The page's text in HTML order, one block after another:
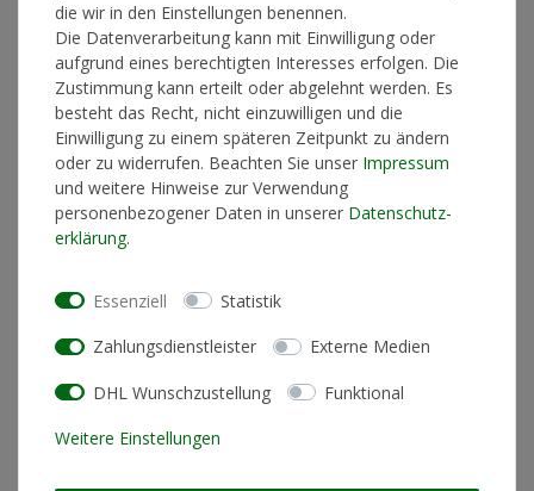
Lieferzeit 2-4 Werktage
In den Warenkorb
* inkl. ges. MwSt. zzgl.Versandkosten
Produktinformationen
die wir in den Einstellungen benennen.
Die Datenverarbeitung kann mit Einwilligung oder
aufgrund eines berechtigten Interesses erfolgen. Die
Zustimmung kann erteilt oder abgelehnt werden. Es
besteht das Recht, nicht einzuwilligen und die
Einwilligung zu einem späteren Zeitpunkt zu ändern
oder zu widerrufen. Beachten Sie unser Impressum
und weitere Hinweise zur Verwendung
personenbezogener Daten in unserer Daten­schutz­
erklärung.
Essenziell Statistik
Zahlungsdienstleister Externe Medien
DHL Wunschzustellung Funktional
Weitere Einstellungen